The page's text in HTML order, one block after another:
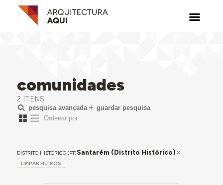
comunidades
2 ITENS
pesquisa avançada guardar pesquisa
DISTRITO HISTÓRICO (PT)Santarém (Distrito Histórico)
LIMPAR FILTROS